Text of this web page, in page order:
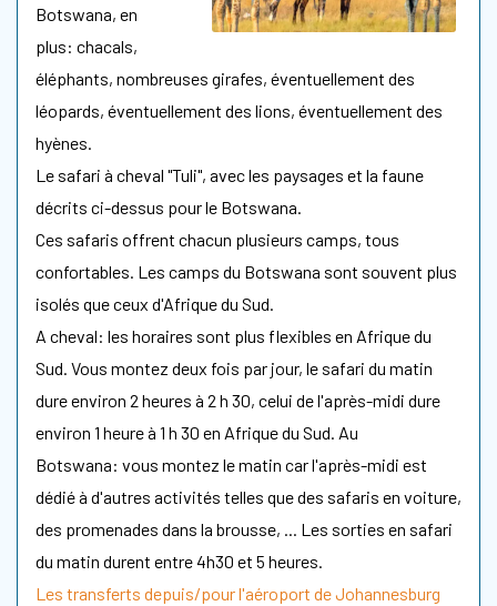
Botswana, en
plus: chacals,
éléphants, nombreuses girafes, éventuellement des
léopards, éventuellement des lions, éventuellement des
hyènes.
Le safari à cheval "Tuli", avec les paysages et la faune
décrits ci-dessus pour le Botswana.
Ces safaris offrent chacun plusieurs camps, tous
confortables. Les camps du Botswana sont souvent plus
isolés que ceux d'Afrique du Sud.
A cheval: les horaires sont plus flexibles en Afrique du
Sud. Vous montez deux fois par jour, le safari du matin
dure environ 2 heures à 2 h 30, celui de l'après-midi dure
environ 1 heure à 1 h 30 en Afrique du Sud. Au
Botswana: vous montez le matin car l'après-midi est
dédié à d'autres activités telles que des safaris en voiture,
des promenades dans la brousse, ... Les sorties en safari
du matin durent entre 4h30 et 5 heures.
Les transferts depuis/pour l'aéroport de Johannesburg